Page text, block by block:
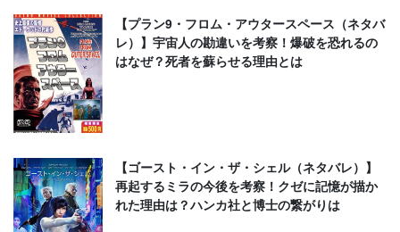
【プラン9・フロム・アウタースペース（ネタバ
レ）】宇宙人の勘違いを考察！爆破を恐れるの
はなぜ？死者を蘇らせる理由とは
【ゴースト・イン・ザ・シェル（ネタバレ）】
再起するミラの今後を考察！クゼに記憶が描か
れた理由は？ハンカ社と博士の繋がりは